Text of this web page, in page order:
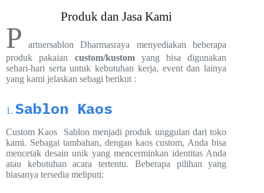
Produk dan Jasa Kami
P
artnersablon Dharmasraya menyediakan beberapa
produk pakaian custom/kustomyang bisa digunakan
sehari-hari serta untuk kebutuhan kerja, event dan lainya
yang kami jelaskan sebagi berikut :
1. Sablon Kaos
Custom Kaos Sablon menjadi produk unggulan dari toko
kami. Sebagai tambahan, dengan kaos custom, Anda bisa
mencetak desain unik yang mencerminkan identitas Anda
atau kebutuhan acara tertentu. Beberapa pilihan yang
biasanya tersedia meliputi: